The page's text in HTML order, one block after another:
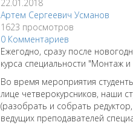
22.01.2018
Артем Сергеевич Усманов
1623 просмотров
0 Комментариев
Ежегодно, сразу после
курса специальности "Монтаж и
Во время мероприятия
лице четверокурсников, наши
(разобрать и собрать
ведущих преподавателей